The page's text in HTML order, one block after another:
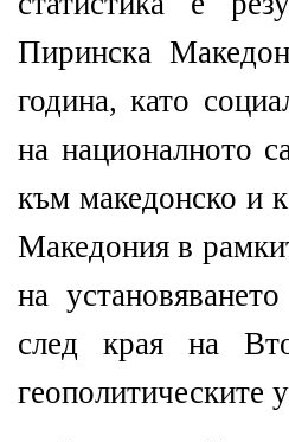
Пиринска
година, като
на националното
към македонско и
Македония в
на
след края на
геополитическите